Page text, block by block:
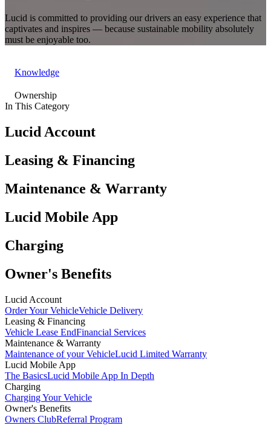
Lucid is committed to providing our drivers an easy experience that
captivates and inspires — because sustainable mobility absolutely
must be enjoyable too.
Knowledge
Ownership
In This Category
Lucid Account
Leasing & Financing
Maintenance & Warranty
Lucid Mobile App
Charging
Owner's Benefits
Lucid Account
Order Your VehicleVehicle Delivery
Leasing & Financing
Vehicle Lease EndFinancial Services
Maintenance & Warranty
Maintenance of your VehicleLucid Limited Warranty
Lucid Mobile App
The BasicsLucid Mobile App In Depth
Charging
Charging Your Vehicle
Owner's Benefits
Owners ClubReferral Program